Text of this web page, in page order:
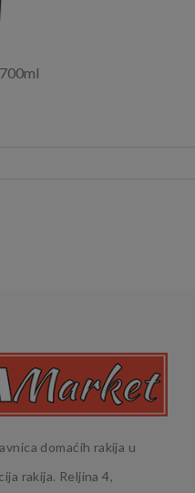
domaćih rakija u
rakija. Reljina 4,